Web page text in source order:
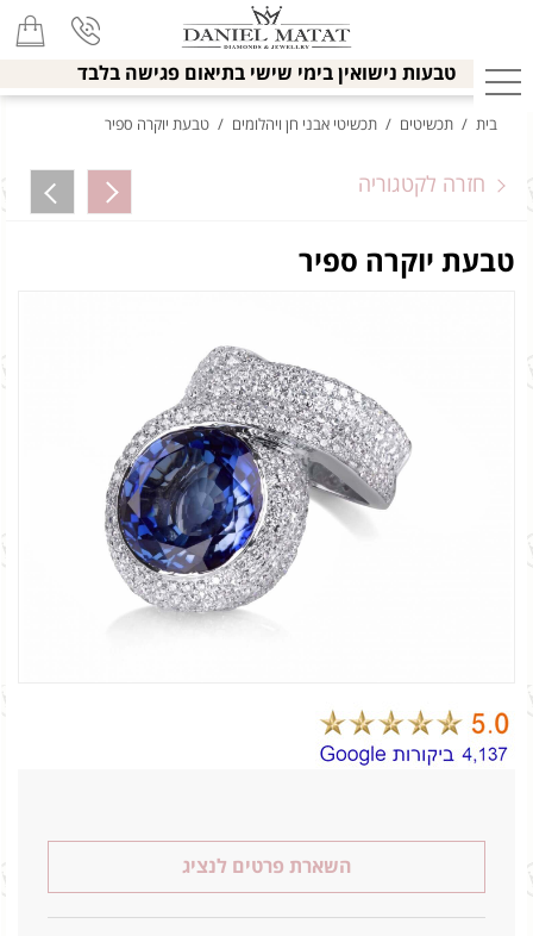
טבעות נישואין בימי שישי בתיאום פגישה בלבד
בית / תכשיטים / תכשיטי אבני חן ויהלומים / טבעת יוקרה ספיר
חזרה לקטגוריה
טבעת יוקרה ספיר
השארת פרטים לנציג